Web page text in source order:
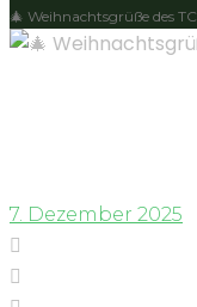
🎄 Weihnachtsgrüße des
7. Dezember 2025